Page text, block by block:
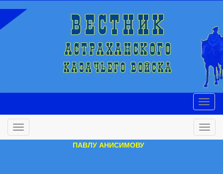
ПАВЛУ АНИСИМОВУ